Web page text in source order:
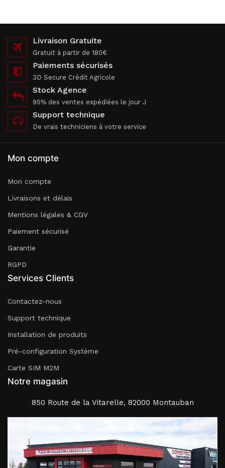
Livraison Gratuite
Gratuit à partir de 180€
Paiements sécurisés
3D Secure Crédit Agricole
Stock Agence
95% des ventes expédiées le jour J
Support technique
De vrais techniciens à votre service
Mon compte
Mon compte
Livraisons et délais
Mentions légales & CGV
Paiement sécurisé
Garantie
RGPD
Services Clients
Contactez-nous
Support technique
Installation de produits
Pré-configuration Système
Carte SIM M2M
Notre magasin
850 Route de la Vitarelle, 82000 Montauban